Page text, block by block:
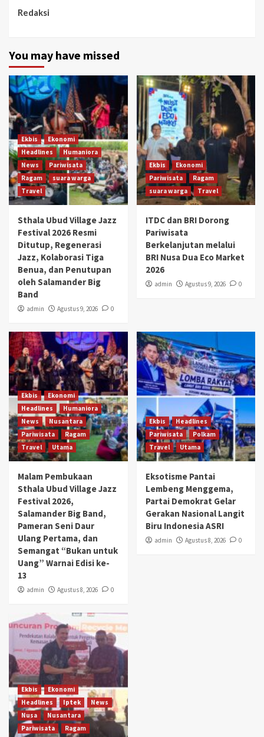
Redaksi
You may have missed
Ekbis
Ekonomi
Headlines
Humaniora
News
Pariwisata
Ragam
suara warga
Travel
Sthala Ubud Village Jazz
Festival 2026 Resmi
Ditutup, Regenerasi
Jazz, Kolaborasi Tiga
Benua, dan Penutupan
oleh Salamander Big
Band
admin Agustus 9, 2026 0
Ekbis
Ekonomi
Pariwisata
Ragam
suara warga
Travel
ITDC dan BRI Dorong
Pariwisata
Berkelanjutan melalui
BRI Nusa Dua Eco Market
2026
admin Agustus 9, 2026 0
Ekbis
Ekonomi
Headlines
Humaniora
News
Nusantara
Pariwisata
Ragam
Travel
Utama
Malam Pembukaan
Sthala Ubud Village Jazz
Festival 2026,
Salamander Big Band,
Pameran Seni Daur
Ulang Pertama, dan
Semangat “Bukan untuk
Uang” Warnai Edisi ke-
13
admin Agustus 8, 2026 0
Ekbis
Headlines
Pariwisata
Polkam
Travel
Utama
Eksotisme Pantai
Lembeng Menggema,
Partai Demokrat Gelar
Gerakan Nasional Langit
Biru Indonesia ASRI
admin Agustus 8, 2026 0
Ekbis
Ekonomi
Headlines
Iptek
News
Nusa
Nusantara
Pariwisata
Ragam